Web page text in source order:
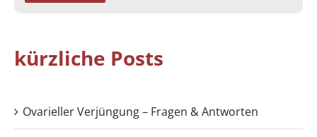
kürzliche Posts
Ovarieller Verjüngung – Fragen & Antworten